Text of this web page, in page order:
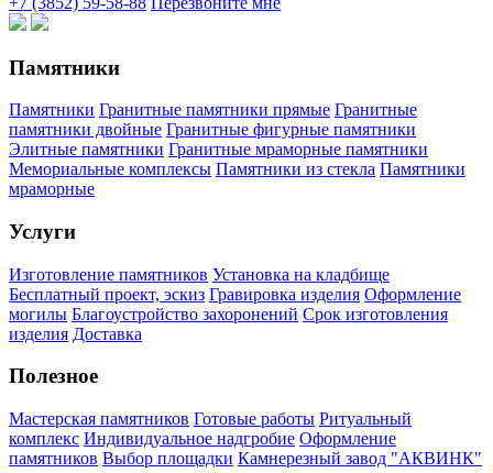
Памятники
Памятники Гранитные памятники прямые Гранитные
памятники двойные Гранитные фигурные памятники
Элитные памятники Гранитные мраморные памятники
Мемориальные комплексы Памятники из стекла Памятники
мраморные
Услуги
Изготовление памятников Установка на кладбище
Бесплатный проект, эскиз Гравировка изделия Оформление
могилы Благоустройство захоронений Срок изготовления
изделия Доставка
Полезное
Мастерская памятников Готовые работы Ритуальный
комплекс Индивидуальное надгробие Оформление
памятников Выбор площадки Камнерезный завод "АКВИНК"